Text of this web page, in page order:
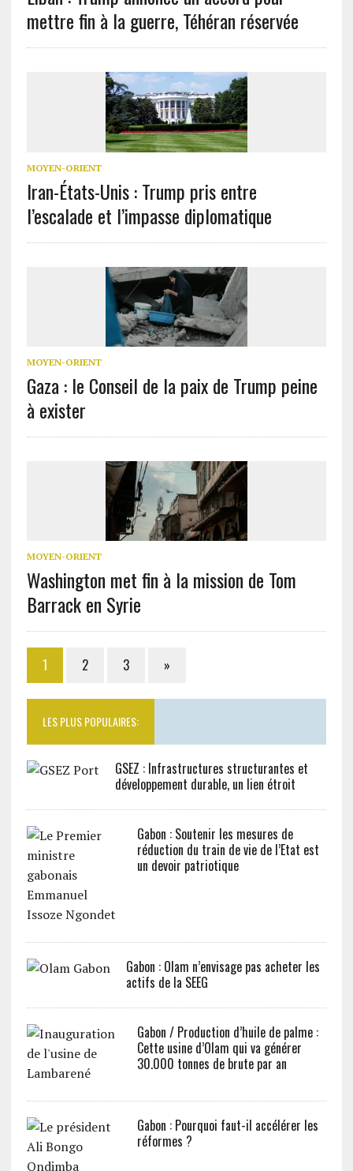
mettre fin à la guerre, Téhéran réservée
MOYEN-ORIENT
Iran-États-Unis : Trump pris entre
l’escalade et l’impasse diplomatique
MOYEN-ORIENT
Gaza : le Conseil de la paix de Trump peine
à exister
MOYEN-ORIENT
Washington met fin à la mission de Tom
Barrack en Syrie
1 2 3 »
LES PLUS POPULAIRES:
GSEZ : Infrastructures structurantes et
développement durable, un lien étroit
Gabon : Soutenir les mesures de
réduction du train de vie de l’Etat est
un devoir patriotique
Gabon : Olam n’envisage pas acheter les
actifs de la SEEG
Gabon / Production d’huile de palme :
Cette usine d’Olam qui va générer
30.000 tonnes de brute par an
Gabon : Pourquoi faut-il accélérer les
réformes ?